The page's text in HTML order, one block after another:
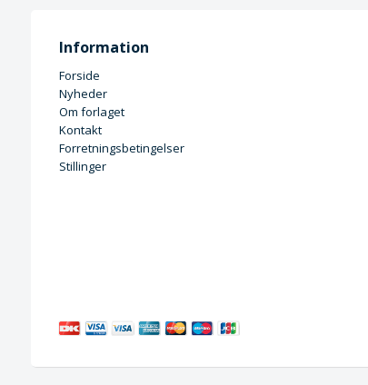
Information
Forside
Nyheder
Om forlaget
Kontakt
Forretningsbetingelser
Stillinger